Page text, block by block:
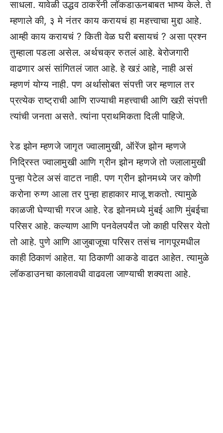
साधला. यावेळी उद्धव ठाकरेंनी लॉकडाऊनबाबत भाष्य केले. ते
म्हणाले की, ३ मे नंतर काय करायचं हा महत्त्वाचा मुद्दा आहे.
आम्ही काय करायचं ? किती वेळ घरी बसायचं ? असा प्रश्न
तुम्हाला पडला असेल. अर्थचक्र रुतलं आहे. बेरोजगारी
वाढणार असं सांगितलं जात आहे. हे खऱं आहे, नाही असं
म्हणणं योग्य नाही. पण अर्थासोबत संपत्ती जर म्हणाल तर
प्रत्येक राष्ट्राची आणि राज्याची महत्त्वाची आणि खऱी संपत्ती
त्यांची जनता असते. त्यांना प्राथमिकता दिली पाहिजे.
रेड झोन म्हणजे जागृत ज्वालामुखी, ऑरेंज झोन म्हणजे
निद्रिस्त ज्वालामुखी आणि ग्रीन झोन म्हणजे तो ज्लालामुखी
पुन्हा पेटेल असं वाटत नाही. पण ग्रीन झोनमध्ये जर कोणी
करोना रुग्ण आला तर पुन्हा हाहाकार माजू शकतो. त्यामुळे
काळजी घेण्याची गरज आहे. रेड झोनमध्ये मुंबई आणि मुंबईचा
परिसर आहे. कल्याण आणि पनवेलपर्यंत जो काही परिसर येतो
तो आहे. पुणे आणि आजुबाजूचा परिसर तसंच नागपूरमधील
काही ठिकाणं आहेत. या ठिकाणी आकडे वाढत आहेत. त्यामुळे
लॉकडाउनचा कालावधी वाढवला जाण्याची शक्यता आहे.